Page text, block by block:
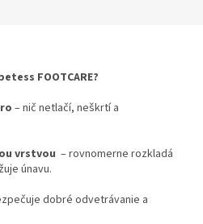
FOOTCARE?
– nič netlačí, neškrtí a
vrstvou – rovnomerne rozkladá
únavu.
dobré odvetrávanie a